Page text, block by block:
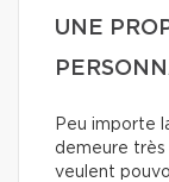
UNE
Peu importe
demeure très
veulent